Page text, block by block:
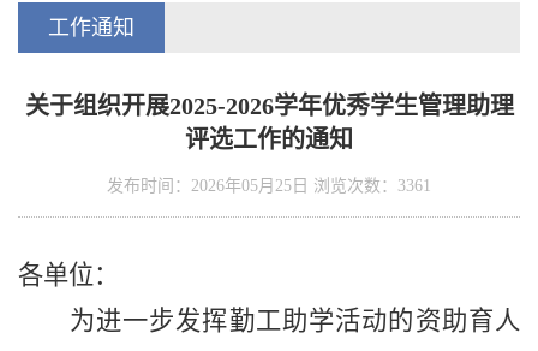
工作通知
关于组织开展2025-2026学年优秀学生管理助理
评选工作的通知
发布时间：2026年05月25日 浏览次数： 3361
各单位：
为进一步发挥勤工助学活动的资助育人